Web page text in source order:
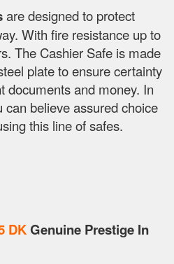
are designed to protect
With fire resistance up to
The Cashier Safe is made
plate to ensure certainty
documents and money. In
believe assured choice
this line of safes.
DKGenuine Prestige In